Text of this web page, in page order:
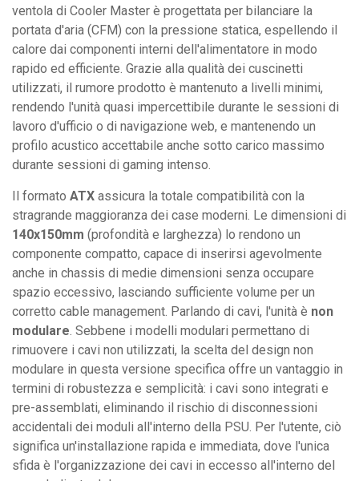
ventola di Cooler Master è progettata per bilanciare la
portata d'aria (CFM) con la pressione statica, espellendo il
calore dai componenti interni dell'alimentatore in modo
rapido ed efficiente. Grazie alla qualità dei cuscinetti
utilizzati, il rumore prodotto è mantenuto a livelli minimi,
rendendo l'unità quasi impercettibile durante le sessioni di
lavoro d'ufficio o di navigazione web, e mantenendo un
profilo acustico accettabile anche sotto carico massimo
durante sessioni di gaming intenso.
Il formato ATX assicura la totale compatibilità con la
stragrande maggioranza dei case moderni. Le dimensioni di
140x150mm (profondità e larghezza) lo rendono un
componente compatto, capace di inserirsi agevolmente
anche in chassis di medie dimensioni senza occupare
spazio eccessivo, lasciando sufficiente volume per un
corretto cable management. Parlando di cavi, l'unità è non
modulare . Sebbene i modelli modulari permettano di
rimuovere i cavi non utilizzati, la scelta del design non
modulare in questa versione specifica offre un vantaggio in
termini di robustezza e semplicità: i cavi sono integrati e
pre-assemblati, eliminando il rischio di disconnessioni
accidentali dei moduli all'interno della PSU. Per l'utente, ciò
significa un'installazione rapida e immediata, dove l'unica
sfida è l'organizzazione dei cavi in eccesso all'interno del